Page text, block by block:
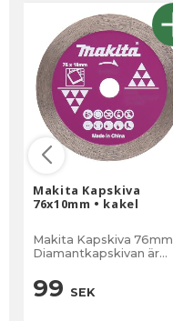
Makita Kapskiva
76x10mm • kakel
Makita Kapskiva 76mm
Diamantkapskivan är
och keramiska material.
Skivdiameter: 76 mm
99 SEK